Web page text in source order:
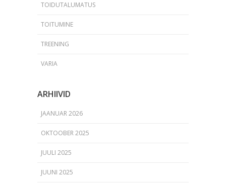
TOIDUTALUMATUS
TOITUMINE
TREENING
VARIA
ARHIIVID
JAANUAR 2026
OKTOOBER 2025
JUULI 2025
JUUNI 2025